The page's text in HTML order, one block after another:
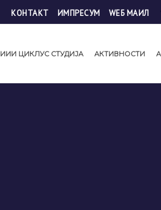
КОНТАКТ ИМПРЕСУМ WЕБ МАИЛ
ИИИ ЦИКЛУС СТУДИЈА АКТИВНОСТИ